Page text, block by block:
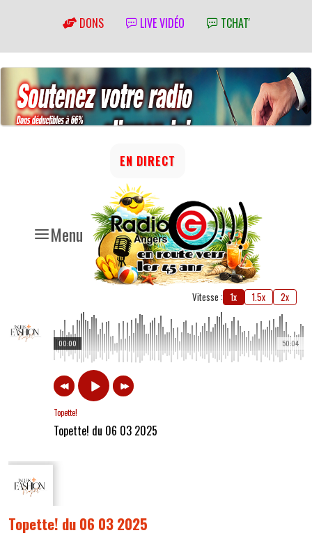
DONS LIVE VIDÉO TCHAT'
Menu
EN DIRECT
Vitesse : 1x 1.5x 2x
50:04
00:00
Topette!
Topette! du 06 03 2025
Topette! du 06 03 2025